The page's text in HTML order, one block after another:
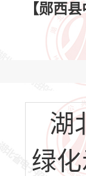
【郧西
湖
绿